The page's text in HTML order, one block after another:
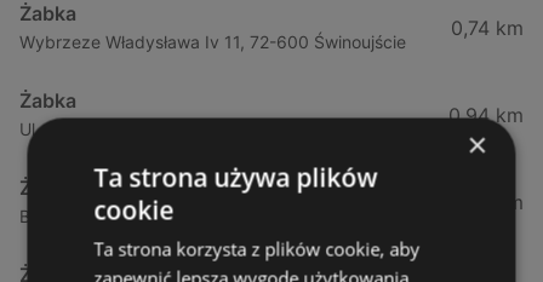
Żabka
Wybrzeze Władysława Iv 11, 72-600 Świnoujście
0,74 km
Żabka
Ul. Bohaterów Września 49, 72-600 Świnoujście
0,94 km
Żabka
Bohaterów Września 52, 72-600 Świnoujście
1,02 km
Żabka
×
Ta strona używa plików
cookie
Ta strona korzysta z plików cookie, aby